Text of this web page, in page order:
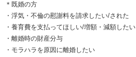
＊既婚の方
・浮気・不倫の慰謝料を請求したい/された
・養育費を支払ってほしい/増額・減額したい
・離婚時の財産分与
・モラハラを原因に離婚したい